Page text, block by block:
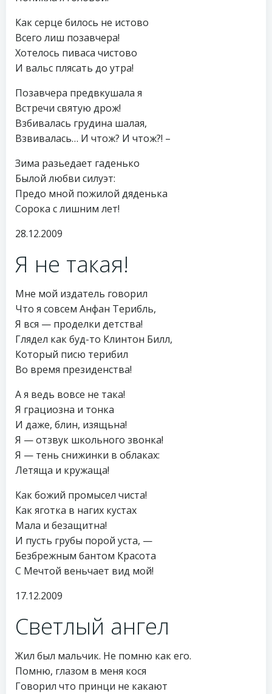
Как серце билось не истово
Всего лиш позавчера!
Хотелось пиваса чистово
И вальс плясать до утра!
Позавчера предвкушала я
Встречи святую дрож!
Взбивалась грудина шалая,
Взвивалась… И чтож? И чтож?! –
Зима разьедает гаденько
Былой любви силуэт:
Предо мной пожилой дяденька
Сорока с лишним лет!
28.12.2009
Я не такая!
Мне мой издатель говорил
Что я совсем Анфан Терибль,
Я вся — проделки детства!
Глядел как буд-то Клинтон Билл,
Который писю терибил
Во время президенства!
А я ведь вовсе не така!
Я грациозна и тонка
И даже, блин, изящьна!
Я — отзвук школьного звонка!
Я — тень снижинки в облаках:
Летяща и кружаща!
Как божий промысел чиста!
Как яготка в нагих кустах
Мала и безащитна!
И пусть грубы порой уста, —
Безбрежным бантом Красота
С Мечтой веньчает вид мой!
17.12.2009
Светлый ангел
Жил был мальчик. Не помню как его.
Помню, глазом в меня кося
Говорил что принци не какают